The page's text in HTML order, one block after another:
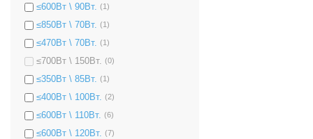
≤600Вт \ 90Вт. (1)
≤850Вт \ 70Вт. (1)
≤470Вт \ 70Вт. (1)
≤700Вт \ 150Вт. (0)
≤350Вт \ 85Вт. (1)
≤400Вт \ 100Вт. (2)
≤600Вт \ 110Вт. (6)
≤600Вт \ 120Вт. (7)